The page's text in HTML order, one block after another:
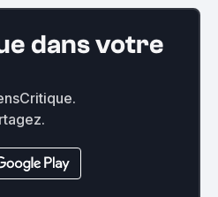
dans votre